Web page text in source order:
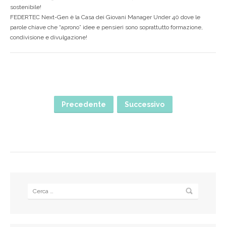
sostenibile!
FEDERTEC Next-Gen è la Casa dei Giovani Manager Under 40 dove le
parole chiave che “aprono” idee e pensieri sono soprattutto formazione,
condivisione e divulgazione!
Precedente Successivo